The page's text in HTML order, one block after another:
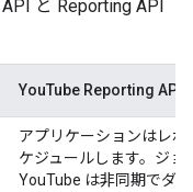
と Reporting API
YouTube Reporting API
アプリケーションはレ
ケジュールします。ジョ
YouTube は非同期でダ